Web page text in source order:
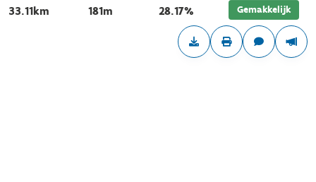
33.11km 181m 28.17% Gemakkelijk